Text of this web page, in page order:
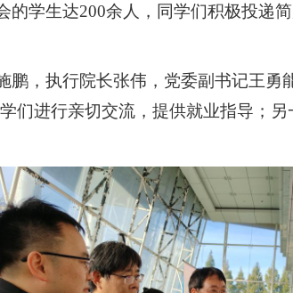
的学生达200余人，同学们积极投递
鹏，执行院长张伟，党委副书记王
们进行亲切交流，提供就业指导；另